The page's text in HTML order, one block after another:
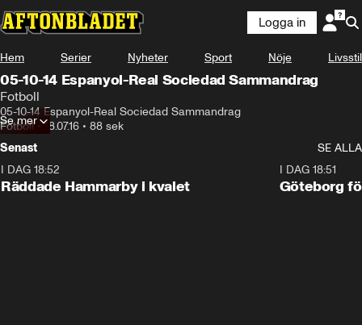
Logga in
Hem Serier Nyheter Sport Nöje Livsstil
05-10-14 Espanyol-Real Sociedad Sammandrag
Fotboll
05-10-14 Espanyol-Real Sociedad Sammandrag
Fotboll•18.07.16 • 88 sek
Se mer
Senast
SE ALLA
I DAG 18:52
Räddade Hammarby i kvalet
I DAG 18:51
Göteborg